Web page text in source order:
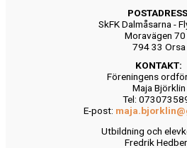
SkFK Dalmåsarna -
Moravägen 70
794 33 Orsa
KONTAKT:
Föreningens
Maja Björklin
Tel:
E-post:
Utbildning och
Fredrik